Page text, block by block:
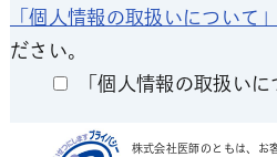
「個人情報の取扱いについて」
ださい。
「個人情報の取扱い
株式会社医師のともは、お